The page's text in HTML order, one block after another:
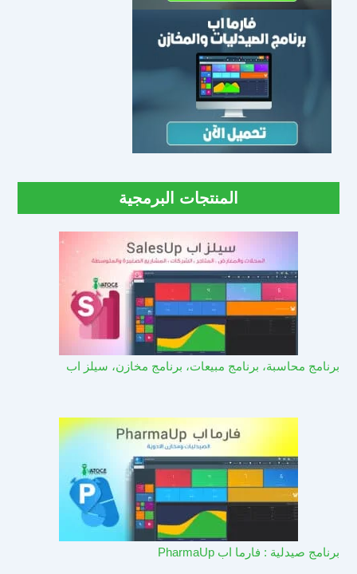
المنتجات البرمجية
برنامج محاسبة، برنامج مبيعات، برنامج مخازن، سيلز اب
برنامج صيدلية : فارما اب PharmaUp​